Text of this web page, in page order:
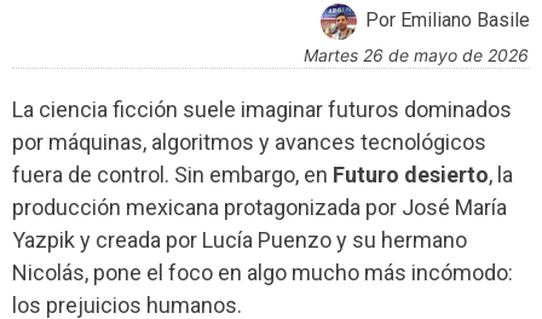
Por Emiliano Basile
martes 26 de mayo de 2026
La ciencia ficción suele imaginar futuros dominados
por máquinas, algoritmos y avances tecnológicos
fuera de control. Sin embargo, en Futuro desierto, la
producción mexicana protagonizada por José María
Yazpik y creada por Lucía Puenzo y su hermano
Nicolás, pone el foco en algo mucho más incómodo:
los prejuicios humanos.